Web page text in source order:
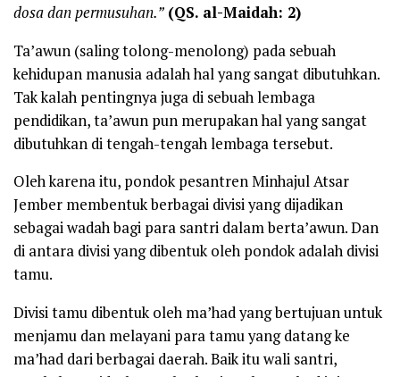
dosa dan permusuhan.” (QS. al-Maidah: 2)
Ta’awun (saling tolong-menolong) pada sebuah
kehidupan manusia adalah hal yang sangat dibutuhkan.
Tak kalah pentingnya juga di sebuah lembaga
pendidikan, ta’awun pun merupakan hal yang sangat
dibutuhkan di tengah-tengah lembaga tersebut.
Oleh karena itu, pondok pesantren Minhajul Atsar
Jember membentuk berbagai divisi yang dijadikan
sebagai wadah bagi para santri dalam berta’awun. Dan
di antara divisi yang dibentuk oleh pondok adalah divisi
tamu.
Divisi tamu dibentuk oleh ma’had yang bertujuan untuk
menjamu dan melayani para tamu yang datang ke
ma’had dari berbagai daerah. Baik itu wali santri,